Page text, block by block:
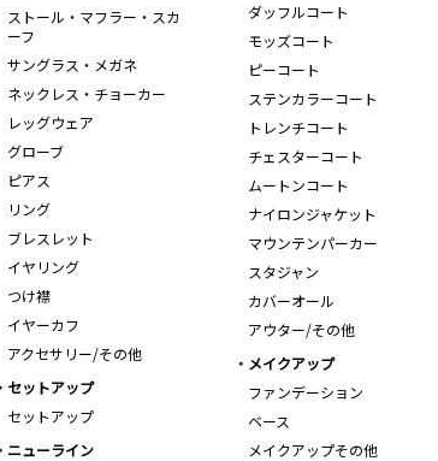
ダッフルコート
モッズコート
ピーコート
ステンカラーコート
トレンチコート
チェスターコート
ムートンコート
ナイロンジャケット
マウンテンパーカー
スタジャン
カバーオール
アウター/その他
ストール・マフラー・スカ
ーフ
サングラス・メガネ
ネックレス・チョーカー
レッグウェア
グローブ
ピアス
リング
ブレスレット
イヤリング
つけ襟
イヤーカフ
アクセサリー/その他
メイクアップ
ファンデーション
ベース
メイクアップその他
セットアップ
セットアップ
ニューライン